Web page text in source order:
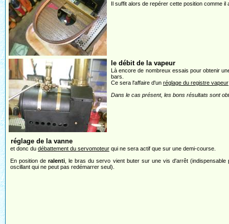
Il suffit alors de repérer cette position comme il
le débit de la vapeur
Là encore de nombreux essais pour obtenir
bars.
Ce sera l'affaire d'un réglage du registre vapeur
Dans le cas présent, les bons résultats sont
réglage de la vanne
et donc du débattement du servomoteur qui ne sera actif que sur une demi-course.
En position deralenti , le bras du servo vient buter sur une vis d'arrêt (indispensable
oscillant qui ne peut pas redémarrer seul).